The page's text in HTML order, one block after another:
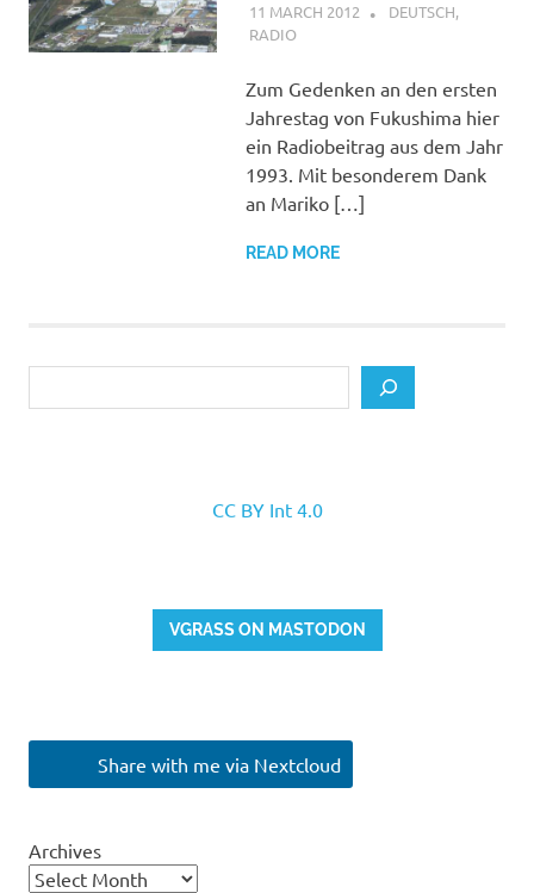
11 MARCH 2012 VGRASS
DEUTSCH,
RADIO
Zum Gedenken an den ersten
Jahrestag von Fukushima hier
ein Radiobeitrag aus dem Jahr
1993. Mit besonderem Dank
an Mariko […]
READ MORE
CC BY Int 4.0
VGRASS ON MASTODON
Share with me via Nextcloud
Archives